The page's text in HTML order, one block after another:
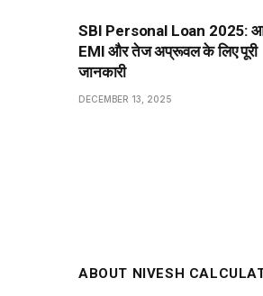
SBI Personal Loan 2025:
EMI और तेज अप्रूवल के लिए पूरी
जानकारी
DECEMBER 13, 2025
ABOUT NIVESH